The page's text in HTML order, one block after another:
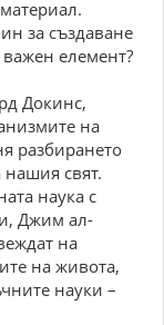
за създаване
елемент?
Докинс,
на
разбирането
свят.
наука с
Джим ал-
на
на живота,
науки –